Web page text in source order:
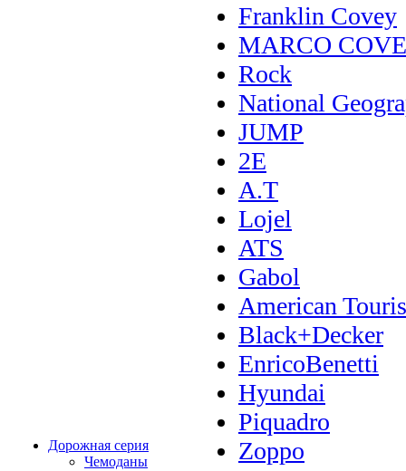
Дорожная серия
Чемоданы
Franklin Covey
MARCO
Rock
National
JUMP
2E
A.T
Lojel
ATS
Gabol
American
Black+Decker
EnricoBenetti
Hyundai
Piquadro
Zoppo